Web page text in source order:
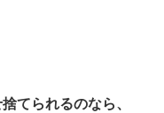
てられるのなら、